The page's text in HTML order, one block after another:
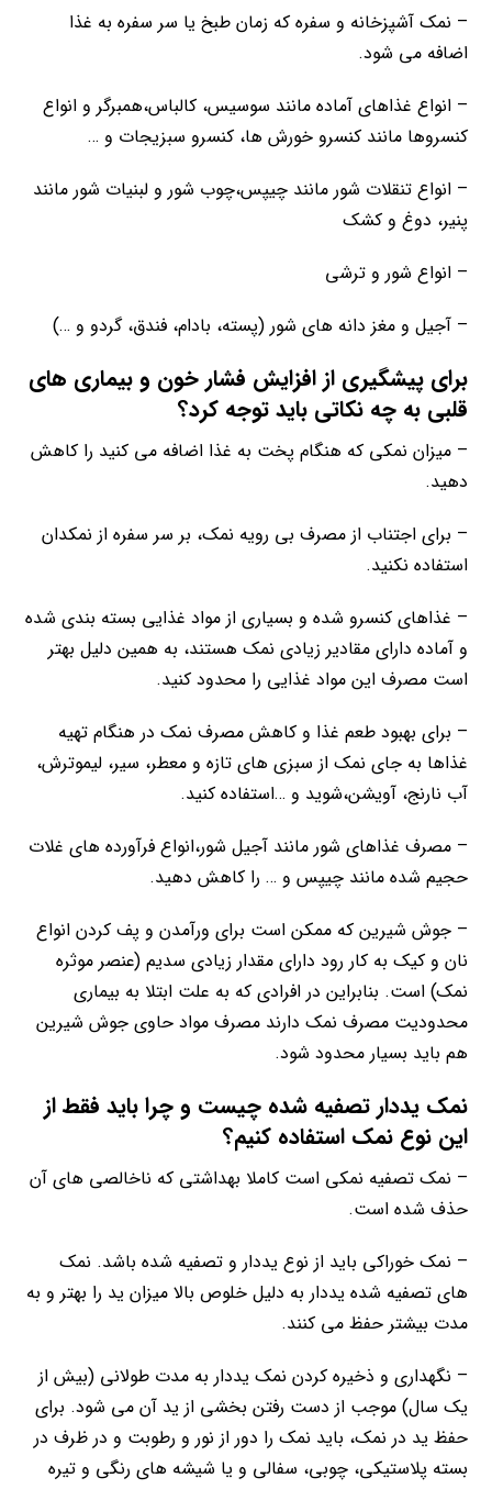
– نمک آشپزخانه و سفره که زمان طبخ یا سر سفره به غذا
اضافه می شود.
– انواع غذاهای آماده مانند سوسیس، کالباس،همبرگر و انواع
کنسروها مانند کنسرو خورش ها، کنسرو سبزیجات و …
– انواع تنقلات شور مانند چیپس،چوب شور و لبنیات شور مانند
پنیر، دوغ و کشک
– انواع شور و ترشی
– آجیل و مغز دانه های شور (پسته، بادام، فندق، گردو و …)
برای پیشگیری از افزایش فشار خون و بیماری های
قلبی به چه نکاتی باید توجه کرد؟
– میزان نمکی که هنگام پخت به غذا اضافه می کنید را کاهش
دهید.
– برای اجتناب از مصرف بی رویه نمک، بر سر سفره از نمکدان
استفاده نکنید.
– غذاهای کنسرو شده و بسیاری از مواد غذایی بسته بندی شده
و آماده دارای مقادیر زیادی نمک هستند، به همین دلیل بهتر
است مصرف این مواد غذایی را محدود کنید.
– برای بهبود طعم غذا و کاهش مصرف نمک در هنگام تهیه
غذاها به جای نمک از سبزی های تازه و معطر، سیر، لیموترش،
آب نارنج، آویشن،شوید و …استفاده کنید.
– مصرف غذاهای شور مانند آجیل شور،انواع فرآورده های غلات
حجیم شده مانند چیپس و … را کاهش دهید.
– جوش شیرین که ممکن است برای ورآمدن و پف کردن انواع
نان و کیک به کار رود دارای مقدار زیادی سدیم (عنصر موثره
نمک) است. بنابراین در افرادی که به علت ابتلا به بیماری
محدودیت مصرف نمک دارند مصرف مواد حاوی جوش شیرین
هم باید بسیار محدود شود.
نمک یددار تصفیه شده چیست و چرا باید فقط از
این نوع نمک استفاده کنیم؟
– نمک تصفیه نمکی است کاملا بهداشتی که ناخالصی های آن
حذف شده است.
– نمک خوراکی باید از نوع یددار و تصفیه شده باشد. نمک
های تصفیه شده یددار به دلیل خلوص بالا میزان ید را بهتر و به
مدت بیشتر حفظ می کنند.
– نگهداری و ذخیره کردن نمک یددار به مدت طولانی (بیش از
یک سال) موجب از دست رفتن بخشی از ید آن می شود. برای
حفظ ید در نمک، باید نمک را دور از نور و رطوبت و در ظرف در
بسته پلاستیکی، چوبی، سفالی و یا شیشه های رنگی و تیره